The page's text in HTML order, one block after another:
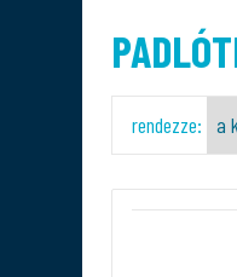
rendezze: